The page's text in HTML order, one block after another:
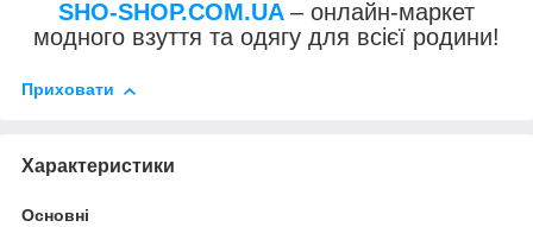
SHO-SHOP.COM.UA – онлайн-маркет
модного взуття та одягу для всієї родини!
Приховати
Характеристики
Основні